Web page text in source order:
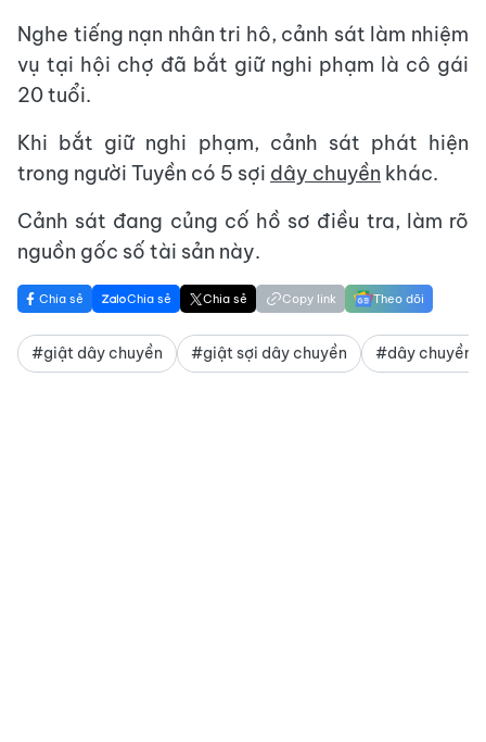
Nghe tiếng nạn nhân tri hô, cảnh sát làm nhiệm
vụ tại hội chợ đã bắt giữ nghi phạm là cô gái
20 tuổi.
Khi bắt giữ nghi phạm, cảnh sát phát hiện
trong người Tuyền có 5 sợi dây chuyền khác.
Cảnh sát đang củng cố hồ sơ điều tra, làm rõ
nguồn gốc số tài sản này.
Chia sẻ Chia sẻ Chia sẻ Copy link Theo dõi
#giật dây chuyền #giật sợi dây chuyền #dây chuyền